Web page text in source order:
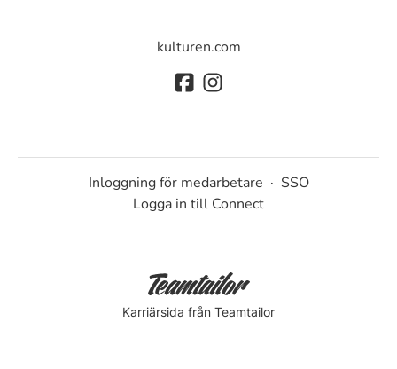
kulturen.com
Inloggning för medarbetare · SSO
Logga in till Connect
Karriärsida från Teamtailor